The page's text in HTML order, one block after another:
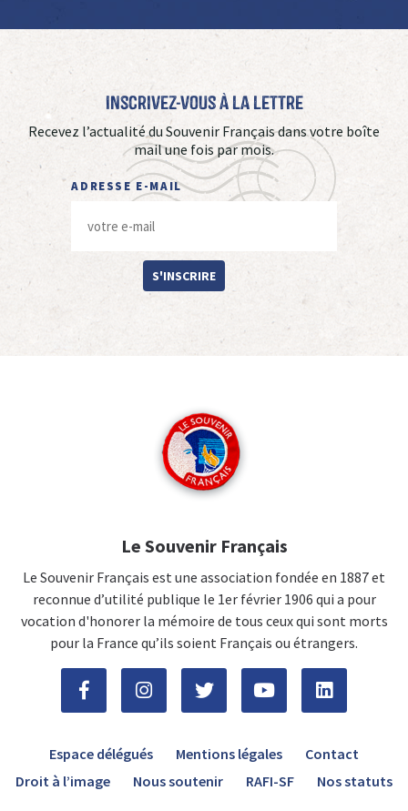
Inscrivez-vous à La Lettre
Recevez l’actualité du Souvenir Français dans votre boîte
mail une fois par mois.
ADRESSE E-MAIL
S'INSCRIRE
Le Souvenir Français
Le Souvenir Français est une association fondée en 1887 et
reconnue d’utilité publique le 1er février 1906 qui a pour
vocation d'honorer la mémoire de tous ceux qui sont morts
pour la France qu’ils soient Français ou étrangers.
Espace délégués Mentions légales
Contact
Droit à l’image
Nous soutenir RAFI-SF Nos statuts